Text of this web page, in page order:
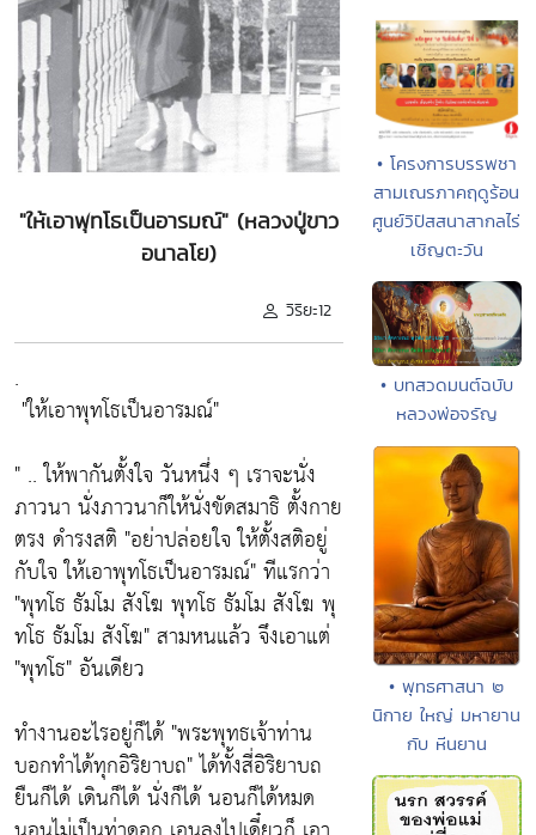
"ให้เอาพุทโธเป็นอารมณ์" (หลวงปู่ขาว
อนาลโย)
วิริยะ12
.
"ให้เอาพุทโธเป็นอารมณ์"
" .. ให้พากันตั้งใจ วันหนึ่ง ๆ เราจะนั่ง
ภาวนา นั่งภาวนาก็ให้นั่งขัดสมาธิ ตั้งกาย
ตรง ดำรงสติ "อย่าปล่อยใจ ให้ตั้งสติอยู่
กับใจ ให้เอาพุทโธเป็นอารมณ์"ทีแรกว่า
"พุทโธ ธัมโม สังโฆ พุทโธ ธัมโม สังโฆ พุ
ทโธ ธัมโม สังโฆ"สามหนแล้ว จึงเอาแต่
"พุทโธ"อันเดียว
ทำงานอะไรอยู่ก็ได้"พระพุทธเจ้าท่าน
บอกทำได้ทุกอิริยาบถ"ได้ทั้งสี่อิริยาบถ
ยืนก็ได้ เดินก็ได้ นั่งก็ได้ นอนก็ได้หมด
• โครงการบรรพชา
สามเณรภาคฤดูร้อน
ศูนย์วิปัสสนาสากลไร่
เชิญตะวัน
• บทสวดมนต์ฉบับ
หลวงพ่อจรัญ
• พุทธศาสนา ๒
นิกาย ใหญ่ มหายาน
กับ หีนยาน